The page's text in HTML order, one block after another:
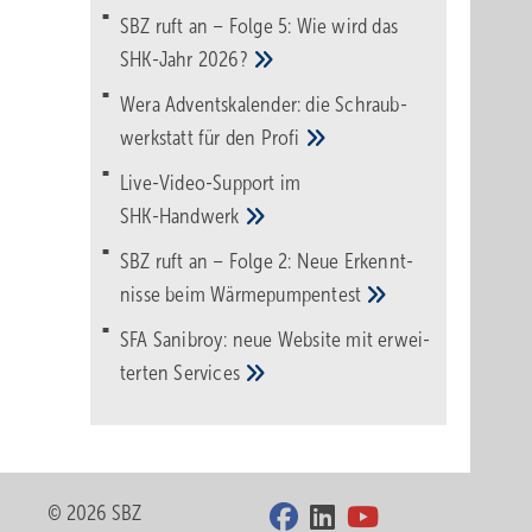
SBZ ruft an – Folge 5: Wie wird das
SHK-Jahr 2026?
Wera Adventskalender: die Schraub­
werk­statt für den Pro­fi
Live-Video-Support im
SHK-Handwerk
SBZ ruft an – Folge 2: Neue Erkennt­
nisse beimWärme­pumpen­test
SFA Sanibroy: neue Web­site mit erwei­
tertenServices
© 2026 SBZ